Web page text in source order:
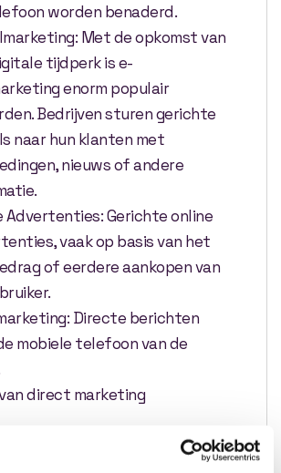
worden benaderd.
Met de opkomst van
tijdperk is e-
enorm populair
Bedrijven sturen gerichte
naar hun klanten met
nieuws of andere
Advertenties: Gerichte online
vaak op basis van het
of eerdere aankopen van
Directe berichten
mobiele telefoon van de
direct marketing
stelt bedrijven in staat om